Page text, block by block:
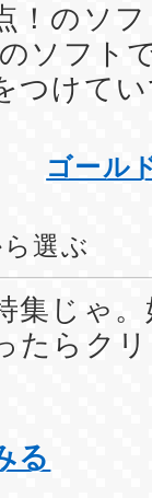
！のソ
ソフト
つけて
ゴール
選ぶ
集じゃ
たらク
る